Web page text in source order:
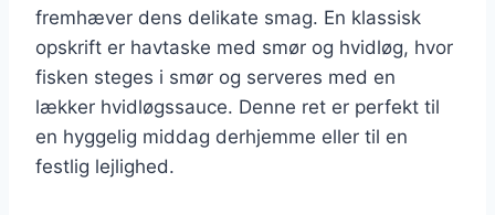
fremhæver dens delikate smag. En klassisk
opskrift er havtaske med smør og hvidløg, hvor
fisken steges i smør og serveres med en
lækker hvidløgssauce. Denne ret er perfekt til
en hyggelig middag derhjemme eller til en
festlig lejlighed.